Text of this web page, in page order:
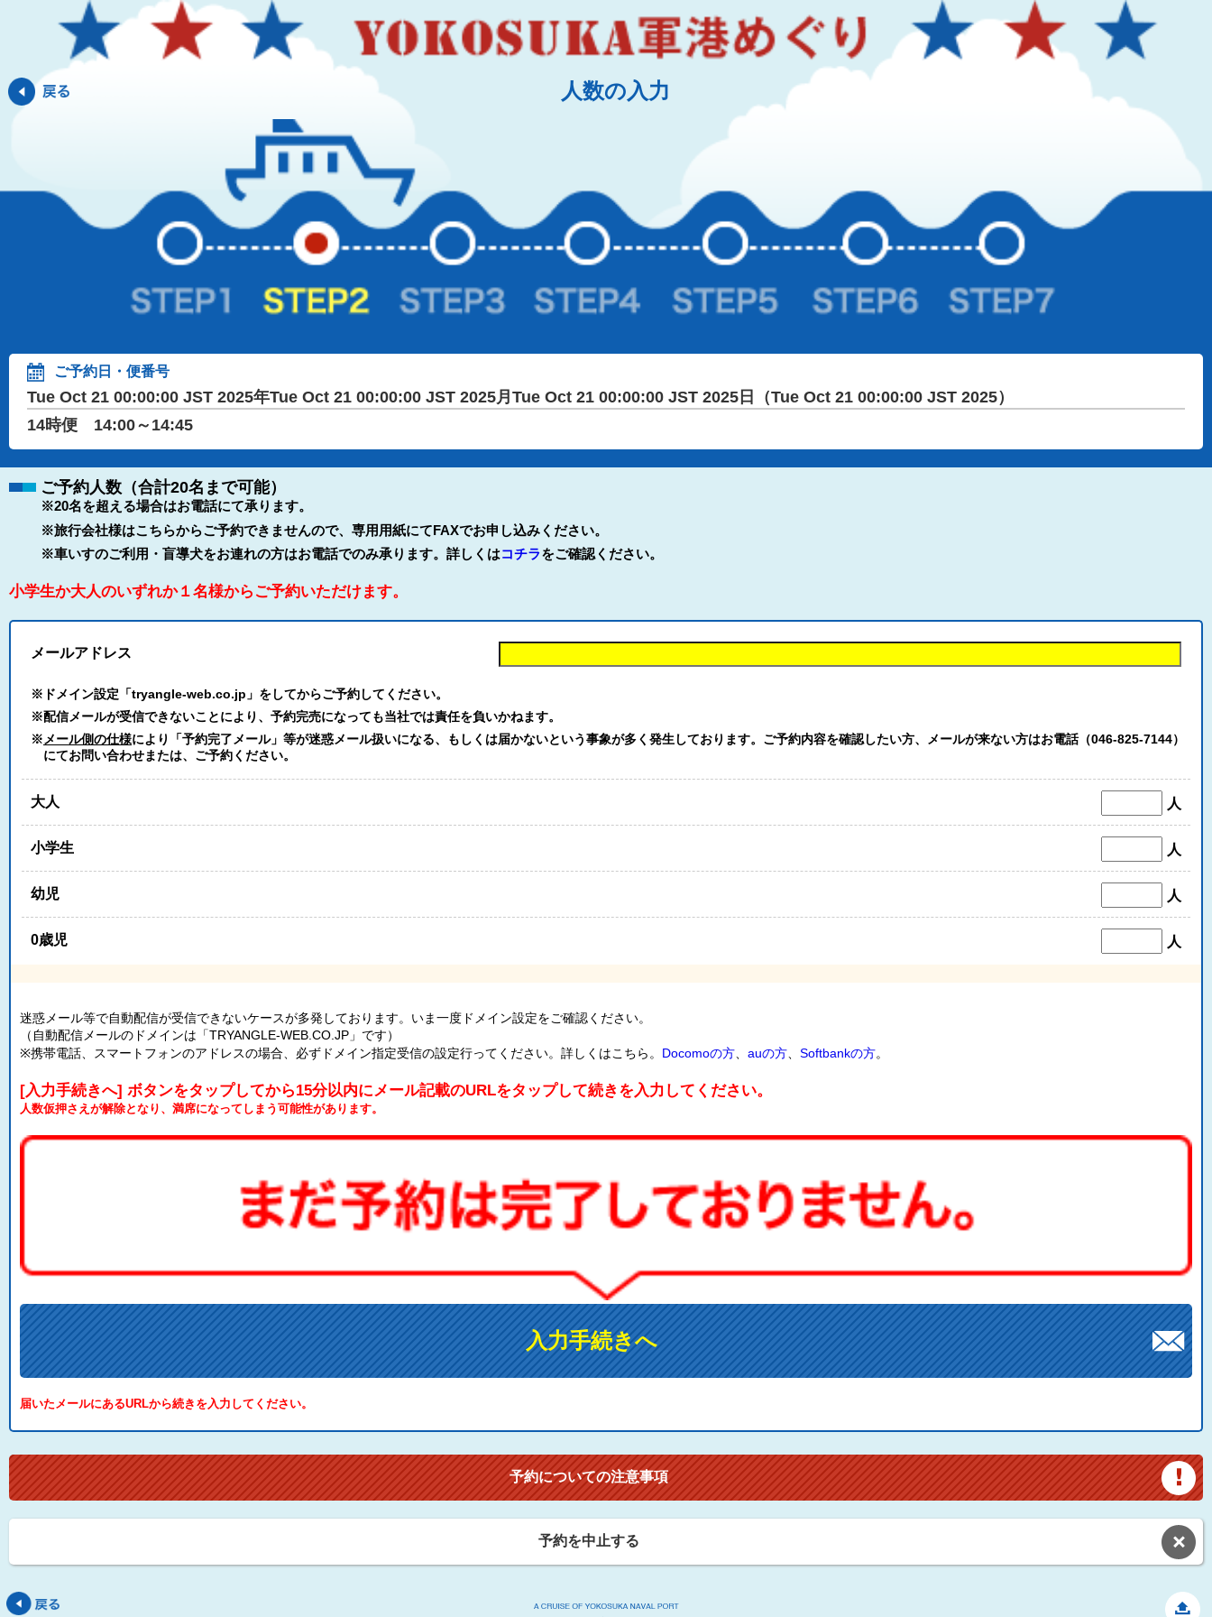
人数の入力
ご予約日・便番号
Tue Oct 21 00:00:00 JST 2025年Tue Oct 21 00:00:00 JST 2025月Tue Oct 21 00:00:00 JST 2025日（Tue Oct 21 00:00:00 JST 2025）
14時便 14:00～14:45
ご予約人数（合計20名まで可能）
※20名を超える場合はお電話にて承ります。
※旅行会社様はこちらからご予約できませんので、専用用紙にてFAXでお申し込みください。
※車いすのご利用・盲導犬をお連れの方はお電話でのみ承ります。詳しくはコチラをご確認ください。
小学生か大人のいずれか１名様からご予約いただけます。
メールアドレス
※ドメイン設定「tryangle-web.co.jp」をしてからご予約してください。
※配信メールが受信できないことにより、予約完売になっても当社では責任を負いかねます。
※ メール側の仕様により「予約完了メール」等が迷惑メール扱いになる、もしくは届かないという事象が多く発生しております。ご予約内容を確認したい方、メールが来ない方はお電話（046-825-7144）
にてお問い合わせまたは、ご予約ください。
大人 人
小学生 人
幼児 人
0歳児 人
迷惑メール等で自動配信が受信できないケースが多発しております。いま一度ドメイン設定をご確認ください。
（自動配信メールのドメインは「TRYANGLE-WEB.CO.JP」です）
※携帯電話、スマートフォンのアドレスの場合、必ずドメイン指定受信の設定行ってください。詳しくはこちら。 Docomoの方、 auの方、 Softbankの方。
[入力手続きへ] ボタンをタップしてから15分以内にメール記載のURLをタップして続きを入力してください。
人数仮押さえが解除となり、満席になってしまう可能性があります。
入力手続きへ
届いたメールにあるURLから続きを入力してください。
予約についての注意事項
予約を中止する